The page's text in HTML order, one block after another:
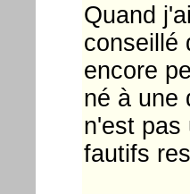
Quand
conseillé
encore
né à une
n'est pas
fautifs